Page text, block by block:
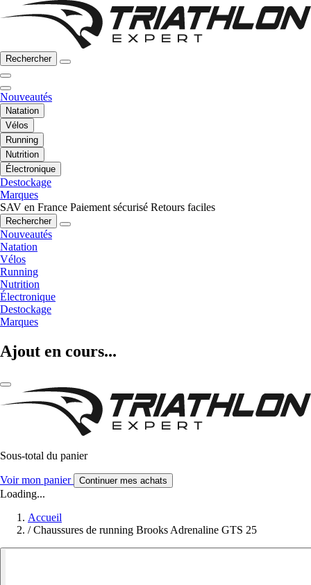
Rechercher
Nouveautés
Natation
Vélos
Running
Nutrition
Électronique
Destockage
Marques
SAV en France Paiement sécurisé Retours faciles
Rechercher
Nouveautés
Natation
Vélos
Running
Nutrition
Électronique
Destockage
Marques
Ajout en cours...
Sous-total du panier
Voir mon panier Continuer mes achats
Loading...
Accueil
/ Chaussures de running Brooks Adrenaline GTS 25